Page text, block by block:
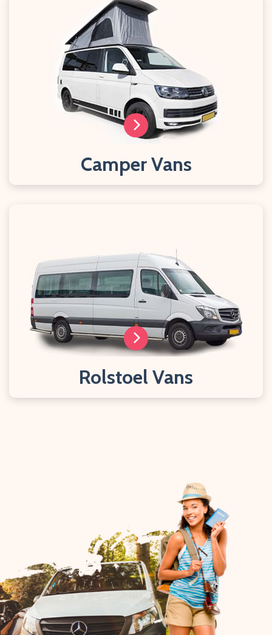
Camper Vans
Rolstoel Vans